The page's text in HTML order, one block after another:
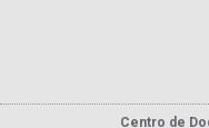
Centro de